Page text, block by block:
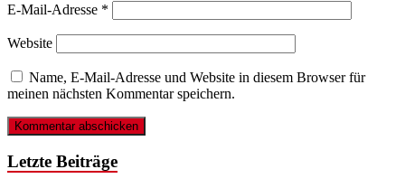
E-Mail-Adresse *
Website
Name, E-Mail-Adresse und Website in diesem Browser für
meinen nächsten Kommentar speichern.
Letzte Beiträge